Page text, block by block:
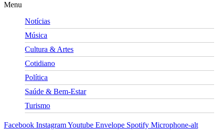
Menu
Notícias
Música
Cultura & Artes
Cotidiano
Política
Saúde & Bem-Estar
Turismo
Facebook InstagramYoutube Envelope Spotify Microphone-alt